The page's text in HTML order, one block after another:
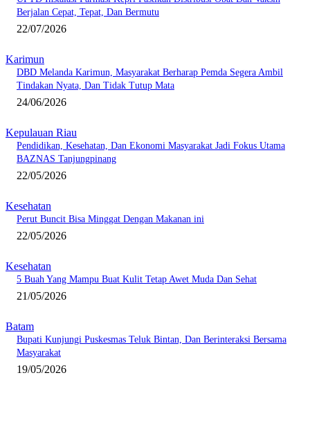
Berjalan Cepat, Tepat, Dan Bermutu
22/07/2026
Karimun
DBD Melanda Karimun, Masyarakat Berharap Pemda Segera Ambil
Tindakan Nyata, Dan Tidak Tutup Mata
24/06/2026
Kepulauan Riau
Pendidikan, Kesehatan, Dan Ekonomi Masyarakat Jadi Fokus Utama
BAZNAS Tanjungpinang
22/05/2026
Kesehatan
Perut Buncit Bisa Minggat Dengan Makanan ini
22/05/2026
Kesehatan
5 Buah Yang Mampu Buat Kulit Tetap Awet Muda Dan Sehat
21/05/2026
Batam
Bupati Kunjungi Puskesmas Teluk Bintan, Dan Berinteraksi Bersama
Masyarakat
19/05/2026